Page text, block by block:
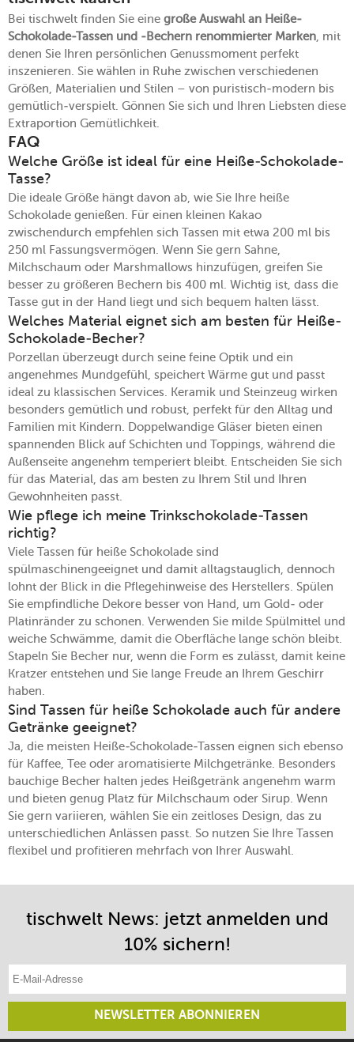
Bei tischwelt finden Sie eine große Auswahl an Heiße-
Schokolade-Tassen und -Bechern renommierter Marken, mit
denen Sie Ihren persönlichen Genussmoment perfekt
inszenieren. Sie wählen in Ruhe zwischen verschiedenen
Größen, Materialien und Stilen – von puristisch-modern bis
gemütlich-verspielt. Gönnen Sie sich und Ihren Liebsten diese
Extraportion Gemütlichkeit.
FAQ
Welche Größe ist ideal für eine Heiße-Schokolade-
Tasse?
Die ideale Größe hängt davon ab, wie Sie Ihre heiße
Schokolade genießen. Für einen kleinen Kakao
zwischendurch empfehlen sich Tassen mit etwa 200 ml bis
250 ml Fassungsvermögen. Wenn Sie gern Sahne,
Milchschaum oder Marshmallows hinzufügen, greifen Sie
besser zu größeren Bechern bis 400 ml. Wichtig ist, dass die
Tasse gut in der Hand liegt und sich bequem halten lässt.
Welches Material eignet sich am besten für Heiße-
Schokolade-Becher?
Porzellan überzeugt durch seine feine Optik und ein
angenehmes Mundgefühl, speichert Wärme gut und passt
ideal zu klassischen Services. Keramik und Steinzeug wirken
besonders gemütlich und robust, perfekt für den Alltag und
Familien mit Kindern. Doppelwandige Gläser bieten einen
spannenden Blick auf Schichten und Toppings, während die
Außenseite angenehm temperiert bleibt. Entscheiden Sie sich
für das Material, das am besten zu Ihrem Stil und Ihren
Gewohnheiten passt.
Wie pflege ich meine Trinkschokolade-Tassen
richtig?
Viele Tassen für heiße Schokolade sind
spülmaschinengeeignet und damit alltagstauglich, dennoch
lohnt der Blick in die Pflegehinweise des Herstellers. Spülen
Sie empfindliche Dekore besser von Hand, um Gold- oder
Platinränder zu schonen. Verwenden Sie milde Spülmittel und
weiche Schwämme, damit die Oberfläche lange schön bleibt.
Stapeln Sie Becher nur, wenn die Form es zulässt, damit keine
Kratzer entstehen und Sie lange Freude an Ihrem Geschirr
haben.
Sind Tassen für heiße Schokolade auch für andere
Getränke geeignet?
Ja, die meisten Heiße-Schokolade-Tassen eignen sich ebenso
für Kaffee, Tee oder aromatisierte Milchgetränke. Besonders
bauchige Becher halten jedes Heißgetränk angenehm warm
und bieten genug Platz für Milchschaum oder Sirup. Wenn
Sie gern variieren, wählen Sie ein zeitloses Design, das zu
unterschiedlichen Anlässen passt. So nutzen Sie Ihre Tassen
flexibel und profitieren mehrfach von Ihrer Auswahl.
tischwelt News: jetzt anmelden und
10% sichern!
E-Mail-Adresse eintragen
NEWSLETTER ABONNIEREN